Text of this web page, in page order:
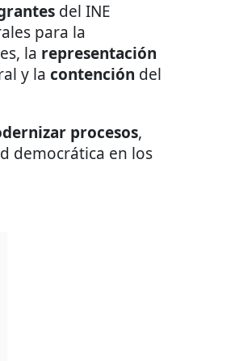
del INE
para la
la representación
y la contención del
procesos,
democrática en los